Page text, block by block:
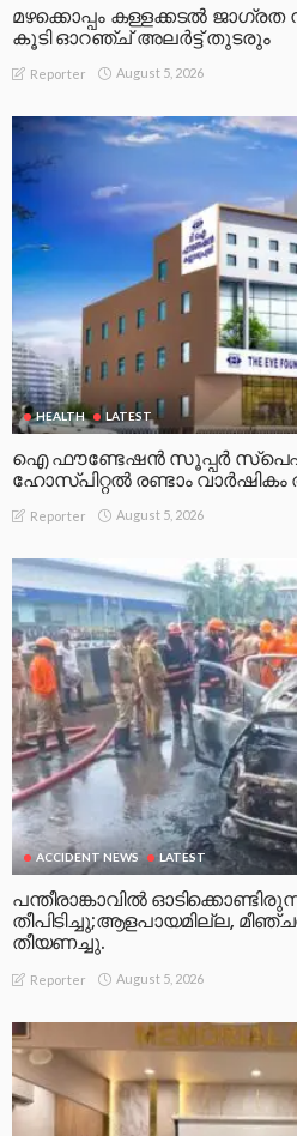
മഴക്കൊപ്പം കള്ളക്കടൽ ജാഗ്രത
കൂടി ഓറഞ്ച് അലർട്ട് തുടരും
Reporter August 5, 2026
HEALTH LATEST
ഐ ഫൗണ്ടേഷൻ സൂപ്പർ
ഹോസ്പിറ്റൽ രണ്ടാം
Reporter August 5, 2026
ACCIDENT NEWS LATEST
പന്തീരാങ്കാവിൽ
തീപിടിച്ചു;ആളപായമില്ല,
തീയണച്ചു.
Reporter August 5, 2026